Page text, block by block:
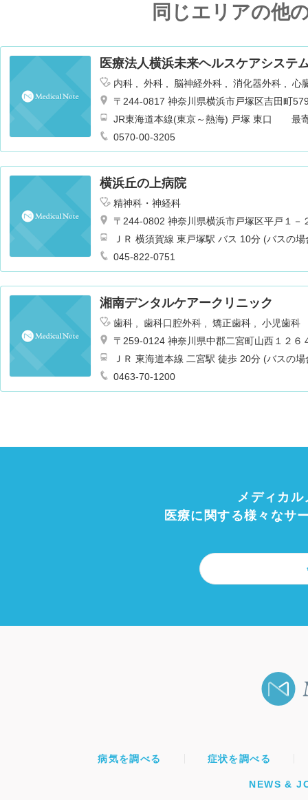
同じエリアの他
医療法人横浜未来ヘルスケアシステ
内科 外科 脳神経外科 消化器外科
心
皮膚科
泌尿器科 耳鼻咽喉科
リハビ
麻酔科
乳腺外科 循環器内科
〒244-0817 神奈川県横浜市戸塚区吉田町
JR東海道本線(東京～熱海) 戸塚 東口 最
送迎バスも運行あり 徒歩7分
0570-00-3205
横浜丘の上病院
精神科・神経科
〒244-0802 神奈川県横浜市戸塚区平戸１－
ＪＲ 横須賀線 東戸塚駅 バス 10分 (バスの
045-822-0751
湘南デンタルケアークリニック
歯科 歯科口腔外科 矯正歯科
小児歯科
〒259-0124 神奈川県中郡二宮町山西１２６
ＪＲ 東海道本線 二宮駅 徒歩 20分 (バスの
0463-70-1200
メディカ
医療に関する様々なサ
病気を調べる 症状を調べる
NEWS &